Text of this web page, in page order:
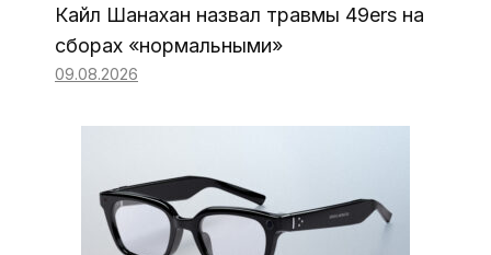
Кайл Шанахан назвал травмы 49ers на
сборах «нормальными»
09.08.2026